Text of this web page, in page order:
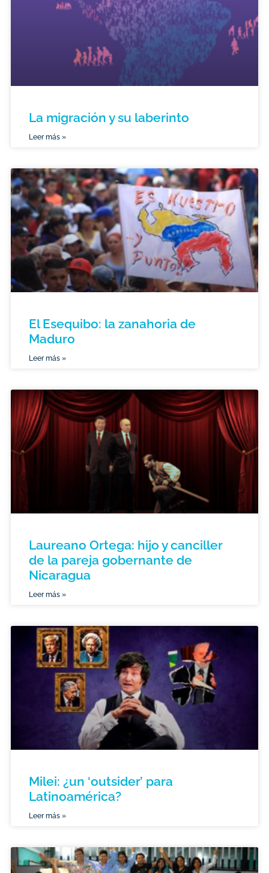
La migración y su laberinto
Leer más »
El Esequibo: la zanahoria de
Maduro
Leer más »
Laureano Ortega: hijo y canciller
de la pareja gobernante de
Nicaragua
Leer más »
Milei: ¿un ‘outsider’ para
Latinoamérica?
Leer más »